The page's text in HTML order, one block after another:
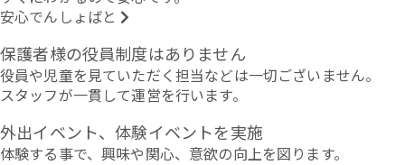
安心でんしょばと
保護者様の役員制度はありません
役員や児童を見ていただく担当などは一切ございません。
スタッフが一貫して運営を行います。
外出イベント、体験イベントを実施
体験する事で、興味や関心、意欲の向上を図ります。